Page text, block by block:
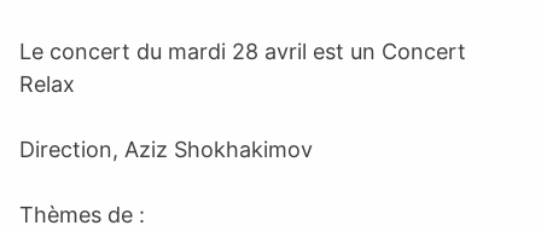
Le concert du mardi 28 avril est un Concert
Relax
Direction, Aziz Shokhakimov
Thèmes de :